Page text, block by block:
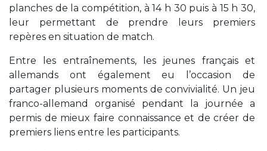
planches de la compétition, à 14 h 30 puis à 15 h 30,
leur permettant de prendre leurs premiers
repères en situation de match.
Entre les entraînements, les jeunes français et
allemands ont également eu l’occasion de
partager plusieurs moments de convivialité. Un jeu
franco-allemand organisé pendant la journée a
permis de mieux faire connaissance et de créer de
premiers liens entre les participants.